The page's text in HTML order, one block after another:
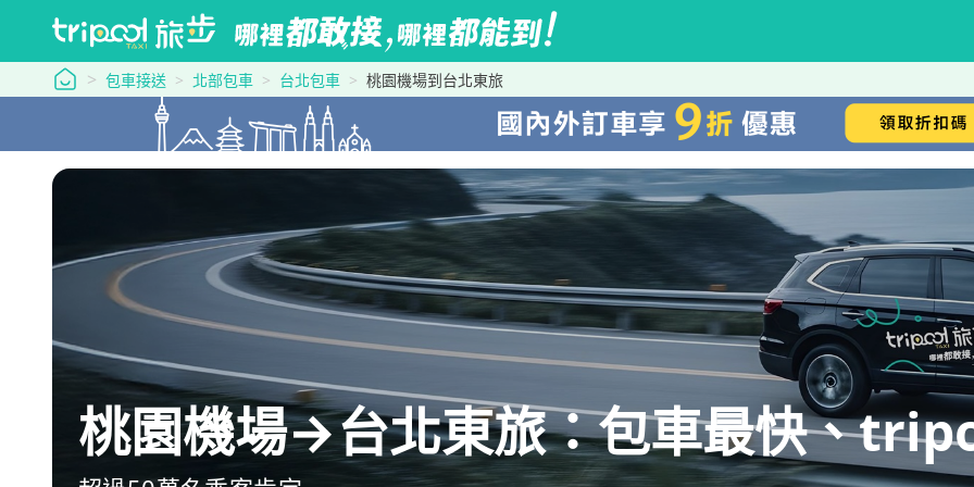
tripool 旅步
包車接送 北部包車 台北包車 桃園機場到台北東旅
桃園機場→台北東旅：包車最快、